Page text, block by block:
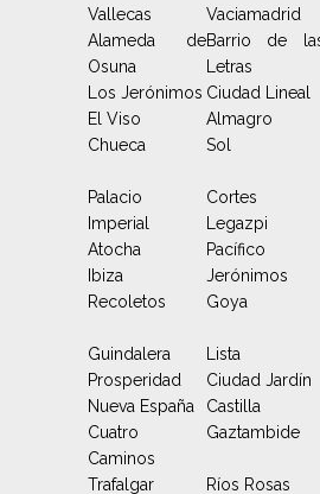
Vallecas
Vaciamadrid
Alameda de
Osuna
Barrio de
Letras
Los Jerónimos Ciudad Lineal
El Viso
Almagro
Chueca
Sol
Palacio
Cortes
Imperial
Legazpi
Atocha
Pacífico
Ibiza
Jerónimos
Recoletos
Goya
Guindalera
Lista
Prosperidad
Ciudad Jardín
Nueva España
Castilla
Cuatro
Caminos
Gaztambide
Trafalgar Ríos Rosas